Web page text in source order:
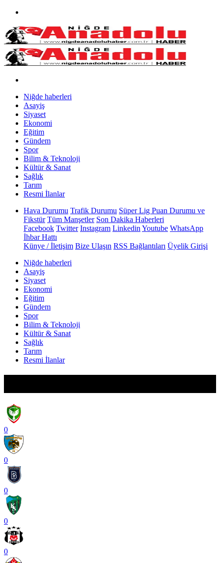
Niğde haberleri
Asayiş
Siyaset
Ekonomi
Eğitim
Gündem
Spor
Bilim & Teknoloji
Kültür & Sanat
Sağlık
Tarım
Resmi İlanlar
Hava Durumu Trafik Durumu Süper Lig Puan Durumu ve
Fikstür Tüm Manşetler Son Dakika Haberleri
Facebook Twitter Instagram Linkedin Youtube WhatsApp
İhbar Hattı
Künye / İletişim Bize Ulaşın RSS Bağlantıları Üyelik Girişi
Niğde haberleri
Asayiş
Siyaset
Ekonomi
Eğitim
Gündem
Spor
Bilim & Teknoloji
Kültür & Sanat
Sağlık
Tarım
Resmi İlanlar
0
0
0
0
0